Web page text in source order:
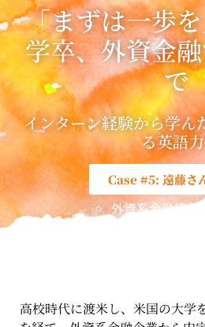
「まずは一歩
学卒、外資金
で
インターン経験から学ん
る英語
Case #5: 遠藤さ
外資系金融情報
高校時代に渡米し、米国の大学